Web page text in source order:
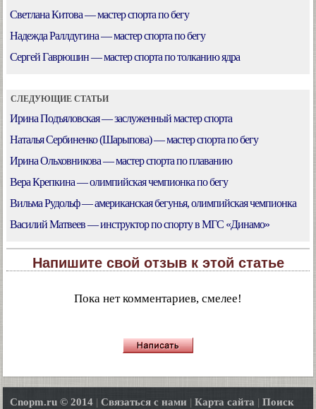
Светлана Китова — мастер спорта по бегу
Надежда Раллдугина — мастер спорта по бегу
Сергей Гаврюшин — мастер спорта по толканию ядра
СЛЕДУЮЩИЕ СТАТЬИ
Ирина Подъяловская — заслуженный мастер спорта
Наталья Сербиненко (Шарыпова) — мастер спорта по бегу
Ирина Ольховникова — мастер спорта по плаванию
Вера Крепкина — олимпийская чемпионка по бегу
Вильма Рудольф — американская бегунья, олимпийская чемпионка
Василий Матвеев — инструктор по спорту в МГС «Динамо»
Напишите свой отзыв к этой статье
Пока нет комментариев, смелее!
Cnopm.ru © 2014 | Связаться с нами | Карта сайта | Поиск